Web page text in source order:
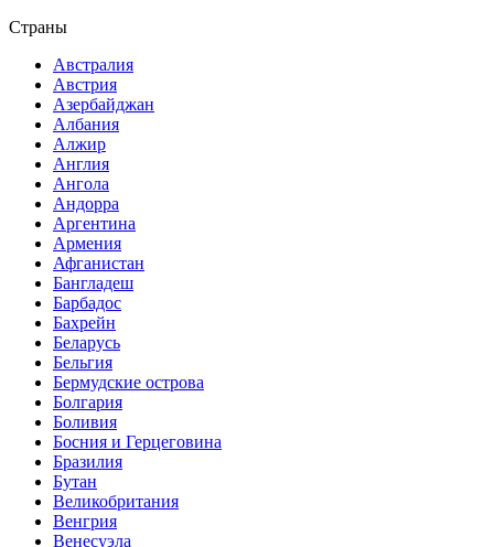
Страны
Австралия
Австрия
Азербайджан
Албания
Алжир
Англия
Ангола
Андорра
Аргентина
Армения
Афганистан
Бангладеш
Барбадос
Бахрейн
Беларусь
Бельгия
Бермудские острова
Болгария
Боливия
Босния и Герцеговина
Бразилия
Бутан
Великобритания
Венгрия
Венесуэла